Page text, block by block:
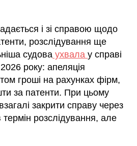
і зі справою щодо
розслідування ще
судова ухвала у справі
року: апеляція
гроші на рахунках фірм,
за патенти. При цьому
закрити справу через
розслідування, але